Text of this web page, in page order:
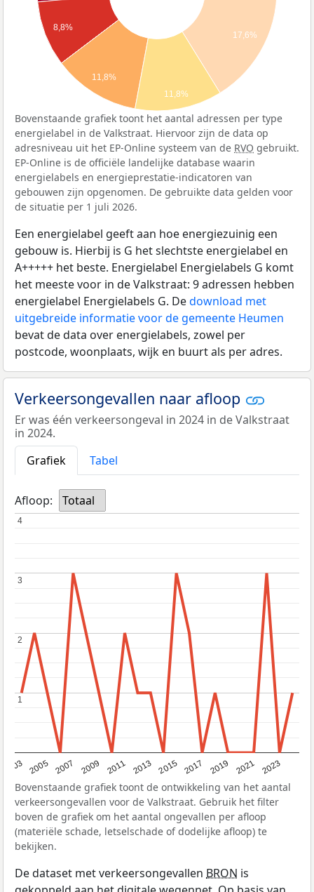
17,6%
8,8%
11,8%
11,8%
Bovenstaande grafiek toont het aantal adressen per type
energielabel in de Valkstraat. Hiervoor zijn de data op
adresniveau uit het EP-Online systeem van de RVO gebruikt.
EP-Online is de officiële landelijke database waarin
energielabels en energieprestatie-indicatoren van
gebouwen zijn opgenomen. De gebruikte data gelden voor
de situatie per 1 juli 2026.
Een energielabel geeft aan hoe energiezuinig een
gebouw is. Hierbij is G het slechtste energielabel en
A+++++ het beste. Energielabel Energielabels G komt
het meeste voor in de Valkstraat: 9 adressen hebben
energielabel Energielabels G. Dedownload met
uitgebreide informatie voor de gemeente Heumen
bevat de data over energielabels, zowel per
postcode, woonplaats, wijk en buurt als per adres.
Verkeersongevallen naar afloop
Er was één verkeersongeval in 2024 in de Valkstraat
in 2024.
Grafiek
Tabel
Afloop: Totaal
2003 2005 2007 2009 2011 2013 2015 2017 2019 2021 2023
1
1
2
2
3
3
4
4
Bovenstaande grafiek toont de ontwikkeling van het aantal
verkeersongevallen voor de Valkstraat. Gebruik het filter
boven de grafiek om het aantal ongevallen per afloop
(materiële schade, letselschade of dodelijke afloop) te
bekijken.
De dataset met verkeersongevallen BRON is